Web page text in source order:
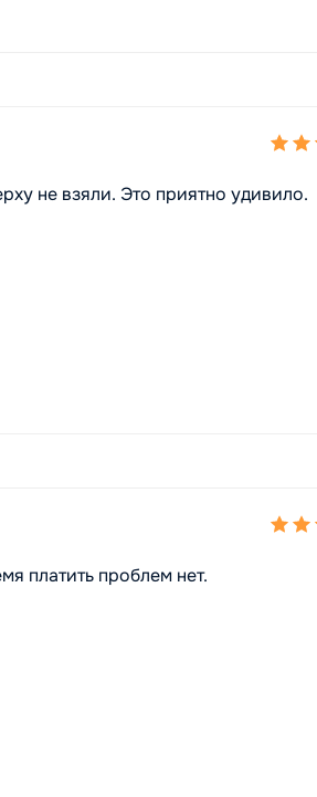
не взяли. Это приятно удивило.
платить проблем нет.